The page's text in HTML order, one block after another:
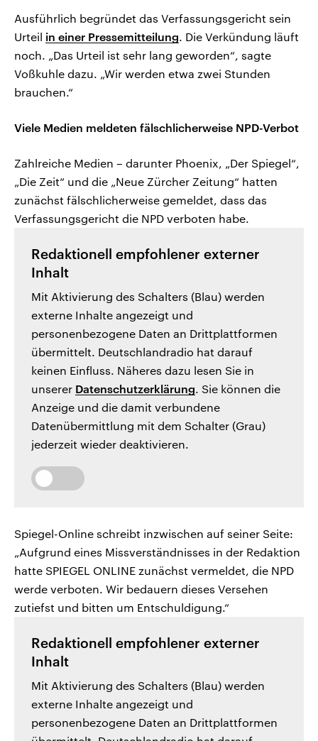
Ausführlich begründet das Verfassungsgericht sein
Urteil in einer Pressemitteilung. Die Verkündung läuft
noch. „Das Urteil ist sehr lang geworden“, sagte
Voßkuhle dazu. „Wir werden etwa zwei Stunden
brauchen.“
Viele Medien meldeten fälschlicherweise NPD-Verbot
Zahlreiche Medien – darunter Phoenix, „Der Spiegel“,
„Die Zeit“ und die „Neue Zürcher Zeitung“ hatten
zunächst fälschlicherweise gemeldet, dass das
Verfassungsgericht die NPD verboten habe.
Redaktionell empfohlener externer
Inhalt
Mit Aktivierung des Schalters (Blau) werden
externe Inhalte angezeigt und
personenbezogene Daten an Drittplattformen
übermittelt. Deutschlandradio hat darauf
keinen Einfluss. Näheres dazu lesen Sie in
unserer Datenschutzerklärung. Sie können die
Anzeige und die damit verbundene
Datenübermittlung mit dem Schalter (Grau)
jederzeit wieder deaktivieren.
Spiegel-Online schreibt inzwischen auf seiner Seite:
„Aufgrund eines Missverständnisses in der Redaktion
hatte SPIEGEL ONLINE zunächst vermeldet, die NPD
werde verboten. Wir bedauern dieses Versehen
zutiefst und bitten um Entschuldigung.“
Redaktionell empfohlener externer
Inhalt
Mit Aktivierung des Schalters (Blau) werden
externe Inhalte angezeigt und
personenbezogene Daten an Drittplattformen